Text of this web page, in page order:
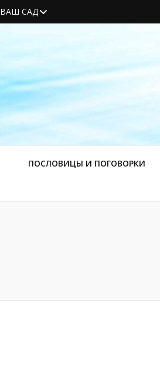
ВАШ САД
ПОСЛОВИЦЫ И ПОГОВОРКИ